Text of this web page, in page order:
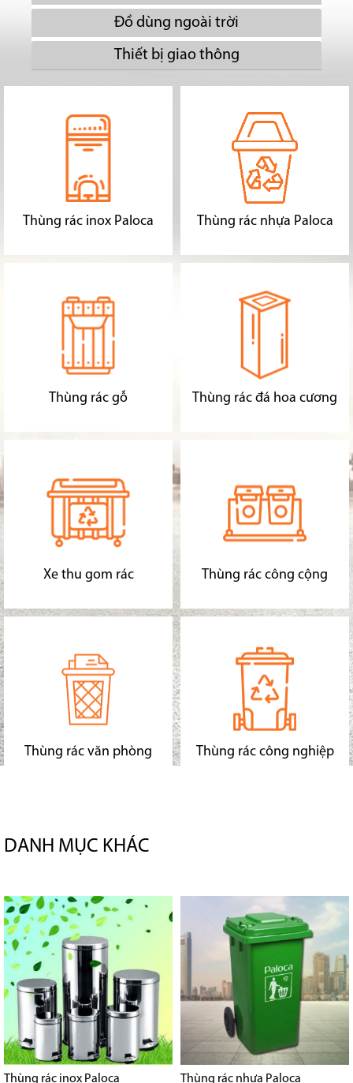
Đồ dùng ngoài trời
Thiết bị giao thông
Thùng rác inox Paloca Thùng rác nhựa Paloca
Thùng rác gỗ Thùng rác đá hoa cương
Xe thu gom rác Thùng rác công cộng
Thùng rác văn phòng Thùng rác công nghiệp
DANH MỤC KHÁC
Thùng rác inox Paloca Thùng rác nhựa Paloca